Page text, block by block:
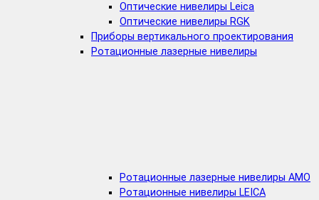
Оптические нивелиры Leica
Оптические нивелиры RGK
Приборы вертикального проектирования
Ротационные лазерные нивелиры
Ротационные лазерные нивелиры AMO
Ротационные нивелиры LEICA